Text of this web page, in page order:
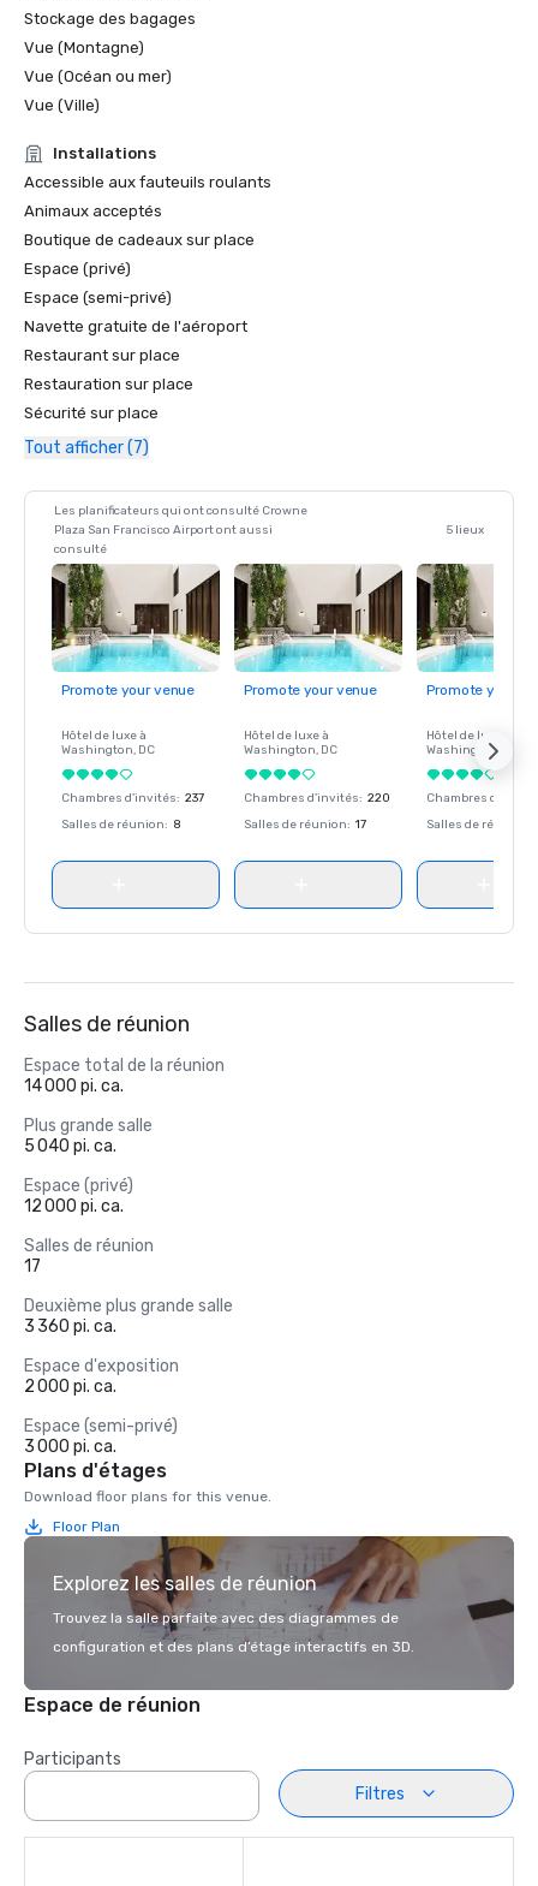
Stockage des bagages
Vue (Montagne)
Vue (Océan ou mer)
Vue (Ville)
Installations
Accessible aux fauteuils roulants
Animaux acceptés
Boutique de cadeaux sur place
Espace (privé)
Espace (semi-privé)
Navette gratuite de l'aéroport
Restaurant sur place
Restauration sur place
Sécurité sur place
Tout afficher (7)
Les planificateurs qui ont consulté Crowne
Plaza San Francisco Airport ont aussi
consulté
5 lieux
Promote your venue
Hôtel de luxe à
Washington, DC
Chambres d'invités: 237
Salles de réunion: 8
Promote your venue
Hôtel de luxe à
Washington, DC
Chambres d'invités: 220
Salles de réunion: 17
Promote your
Hôtel de luxe à
Washington
Chambres
Salles de réunion
Salles de réunion
Espace total de la réunion
14 000 pi. ca.
Plus grande salle
5 040 pi. ca.
Espace (privé)
12 000 pi. ca.
Salles de réunion
17
Deuxième plus grande salle
3 360 pi. ca.
Espace d'exposition
2 000 pi. ca.
Espace (semi-privé)
3 000 pi. ca.
Plans d'étages
Download floor plans for this venue.
Floor Plan
Explorez les salles de réunion
Trouvez la salle parfaite avec des diagrammes de
configuration et des plans d’étage interactifs en 3D.
Espace de réunion
Participants
Filtres